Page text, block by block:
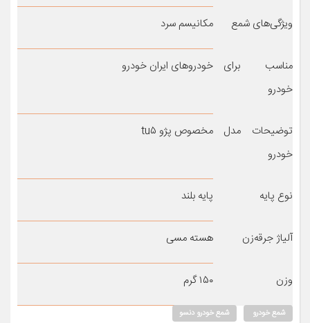
ویژگی‌های شمع مکانیسم سرد
مناسب برای
خودرو
خودروهای ایران خودرو
توضیحات مدل
خودرو
مخصوص پژو tu۵
نوع پایه پایه بلند
آلیاژ جرقه‌زن هسته مسی
وزن ۱۵۰ گرم
شمع خودرو شمع خودرو دنسو